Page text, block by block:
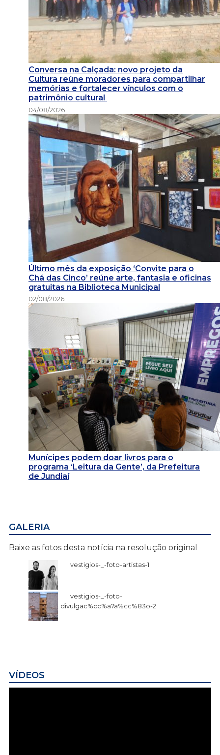
Conversa na Calçada: novo projeto da
Cultura reúne moradores para compartilhar
memórias e fortalecer vínculos com o
patrimônio cultural
04/08/2026
Último mês da exposição ‘Convite para o
Chá das Cinco’ reúne arte, fantasia e oficinas
gratuitas na Biblioteca Municipal
02/08/2026
Munícipes podem doar livros para o
programa ‘Leitura da Gente’, da Prefeitura
de Jundiaí
GALERIA
Baixe as fotos desta notícia na resolução original
vestigios-_-foto-artistas-1
vestigios-_-foto-
divulgac%cc%a7a%cc%83o-2
VÍDEOS